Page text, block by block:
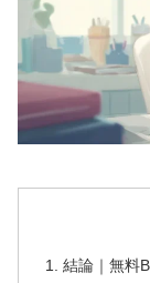
結論｜無料